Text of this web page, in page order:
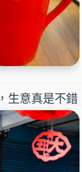
生意真是不錯